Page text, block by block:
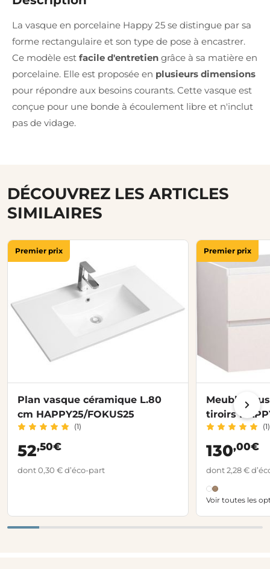
La vasque en porcelaine Happy 25 se distingue par sa
forme rectangulaire et son type de pose à encastrer.
Ce modèle est facile d'entretien grâce à sa matière en
porcelaine. Elle est proposée en plusieurs dimensions
pour répondre aux besoins courants. Cette vasque est
conçue pour une bonde à écoulement libre et n'inclut
pas de vidage.
DÉCOUVREZ LES ARTICLES
SIMILAIRES
Premier prix
Plan vasque céramique L.80
cm HAPPY25/FOKUS25
(1)
52,50€
dont 0,30 € d’éco-part
Premier prix
Meuble
tiroirs
(1)
130,00€
dont 2,28 €
Voir toutes les